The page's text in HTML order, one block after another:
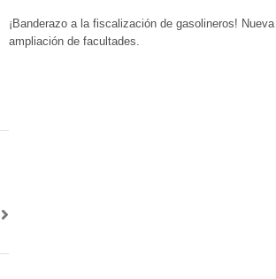
¡Banderazo a la fiscalización de gasolineros! Nueva
ampliación de facultades.